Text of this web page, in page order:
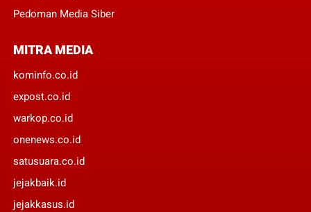
Pedoman Media Siber
MITRA MEDIA
kominfo.co.id
expost.co.id
warkop.co.id
onenews.co.id
satusuara.co.id
jejakbaik.id
jejakkasus.id